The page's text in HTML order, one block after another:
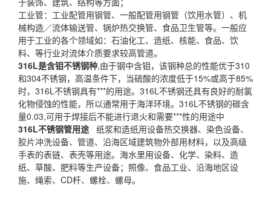
工业管：工业配管用钢管、一般配管用钢管（饮用水管）、机
械构造／流体输送管、锅炉热交换管、食品卫生管等。一般应
用于工业的各个领域如：石油化工、造纸、核能、食品、饮
料、等行业对流体介质要求较高管道。
316L是含钼不锈钢种,由于钢中含钼，该钢种总的性能优于310
和304不锈钢，高温条件下，当硫酸的浓度低于15%或高于85%
时，316L不锈钢具有***的用途。316L不锈钢还具有良好的耐氯
化物侵蚀的性能，所以通常用于海洋环境。316L不锈钢的碳含
量0.03,可用于焊接后不能进行退火和需要***性的用途中
316L不锈钢管用途 纸浆和造纸用设备热交换器、染色设备、
胶片冲洗设备、管道、沿海区域建筑物外部用材料，以及高级
手表的表链、表壳等用途。海水里用设备、化学、染料、造
纸、草酸、肥料等生产设备；照像、食品工业、沿海地区设
施、绳索、CD杆、螺栓、螺母。